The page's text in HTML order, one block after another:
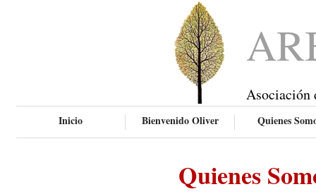
Asociación
Inicio Bienvenido Oliver Quienes
Quienes